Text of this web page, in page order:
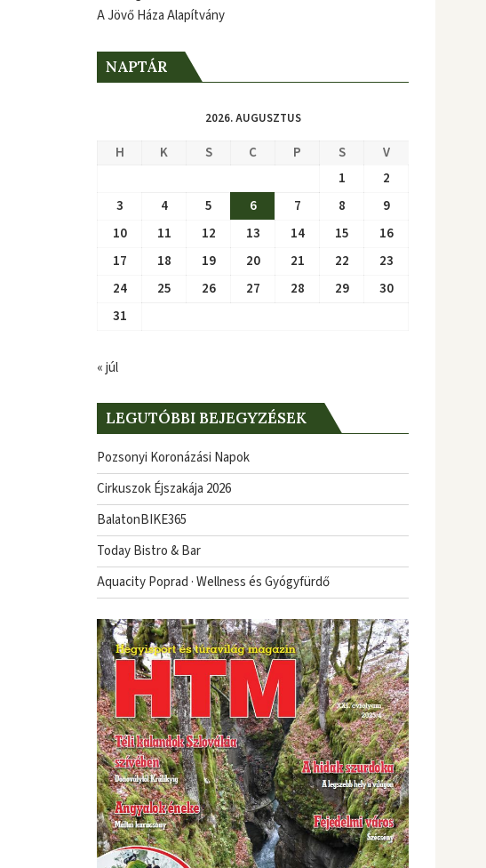
A Jövő Háza Alapítvány
NAPTÁR
2026. AUGUSZTUS
H K S C P S
V
1
2
3
4 5 6 7 8
9
10
11 12 13 14 15
16
17
18 19 20 21 22
23
24
25 26 27 28 29
30
31
« júl
LEGUTÓBBI BEJEGYZÉSEK
Pozsonyi Koronázási Napok
Cirkuszok Éjszakája 2026
BalatonBIKE365
Today Bistro & Bar
Aquacity Poprad · Wellness és Gyógyfürdő